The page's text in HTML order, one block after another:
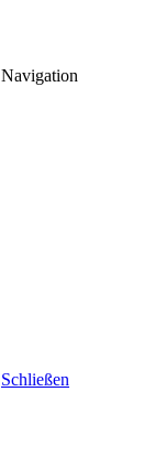
Navigation
Schließen